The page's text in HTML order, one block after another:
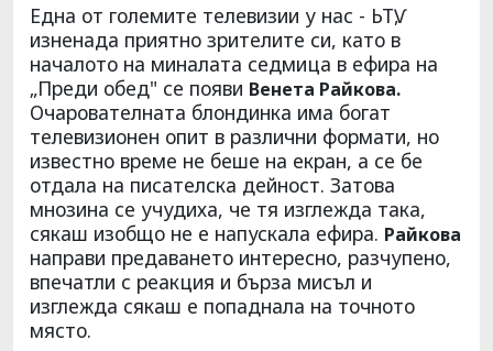
Eдна от големите телевизии у нас - ЬТѴ,
изненада приятно зрителите си, като в
началото на миналата седмица в ефира на
„Преди обед" се появи Венета Райкова.
Очарователната блондинка има богат
телевизионен опит в различни формати, но
известно време не беше на екран, а се бе
отдала на писателска дейност. Затова
мнозина се учудиха, че тя изглежда така,
сякаш изобщо не е напускала ефира. Райкова
направи предаването интересно, разчупено,
впечатли с реакция и бърза мисъл и
изглежда сякаш е попаднала на точното
място.